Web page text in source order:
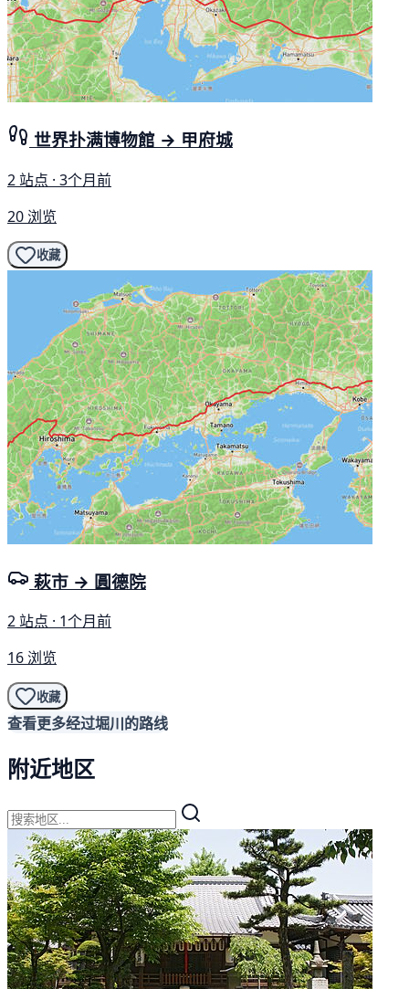
世界扑满博物館 → 甲府城
2 站点 · 3个月前
20 浏览
收藏
萩市 → 圓德院
2 站点 · 1个月前
16 浏览
收藏
查看更多经过堀川的路线
附近地区